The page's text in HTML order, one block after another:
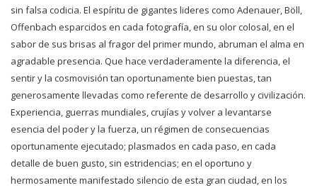
sin falsa codicia. El espíritu de gigantes lideres como Adenauer, Böll,
Offenbach esparcidos en cada fotografía, en su olor colosal, en el
sabor de sus brisas al fragor del primer mundo, abruman el alma en
agradable presencia. Que hace verdaderamente la diferencia, el
sentir y la cosmovisión tan oportunamente bien puestas, tan
generosamente llevadas como referente de desarrollo y civilización.
Experiencia, guerras mundiales, crujías y volver a levantarse
esencia del poder y la fuerza, un régimen de consecuencias
oportunamente ejecutado; plasmados en cada paso, en cada
detalle de buen gusto, sin estridencias; en el oportuno y
hermosamente manifestado silencio de esta gran ciudad, en los